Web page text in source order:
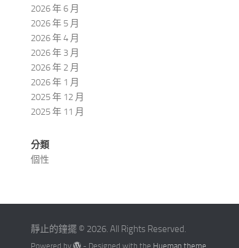
2026 年 6 月
2026 年 5 月
2026 年 4 月
2026 年 3 月
2026 年 2 月
2026 年 1 月
2025 年 12 月
2025 年 11 月
分類
個性
靜止的鐘擺 © 2026. All Rights Reserved.
Powered by - Designed with the Hueman theme